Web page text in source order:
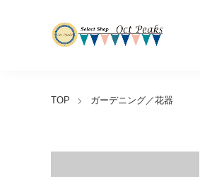
TOP ガーデニング／花器